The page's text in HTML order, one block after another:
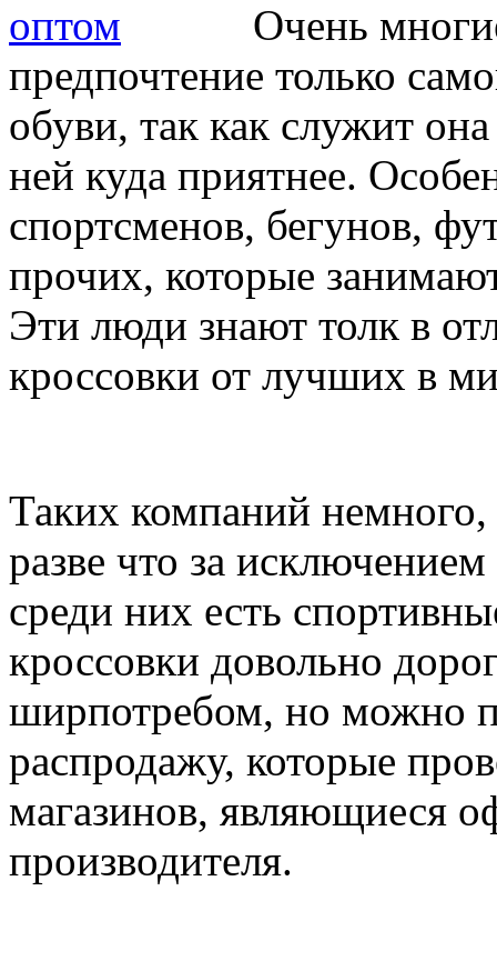
Очень
предпочтение только
обуви, так как служит
ней куда приятнее.
спортсменов, бегунов,
прочих, которые
Эти люди знают толк в
кроссовки от лучших в
Таких компаний немного,
разве что за
среди них есть
кроссовки довольно
ширпотребом, но можно
распродажу, которые
магазинов, являющиеся
производителя.